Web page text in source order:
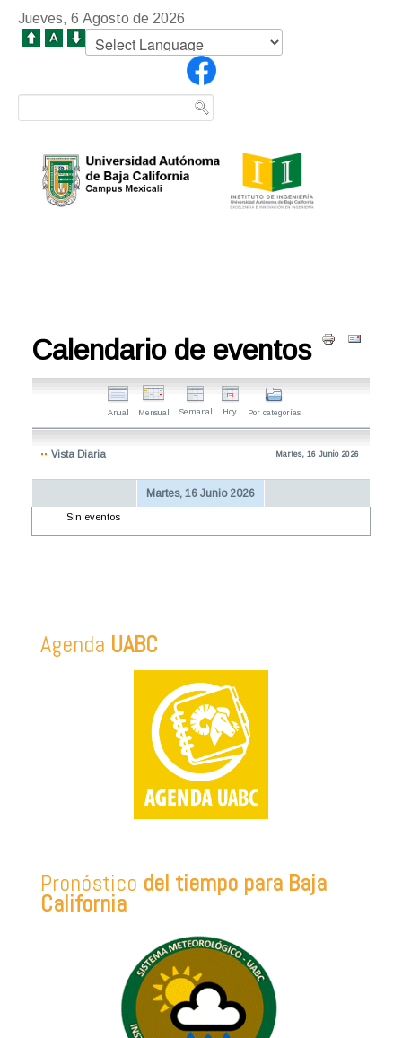
Jueves, 6 Agosto de 2026
Calendario de eventos
Anual Mensual Semanal Hoy Por categorías
Vista Diaria Martes, 16 Junio 2026
Martes, 16 Junio 2026
Sin eventos
Agenda UABC
Pronóstico del tiempo para Baja
California